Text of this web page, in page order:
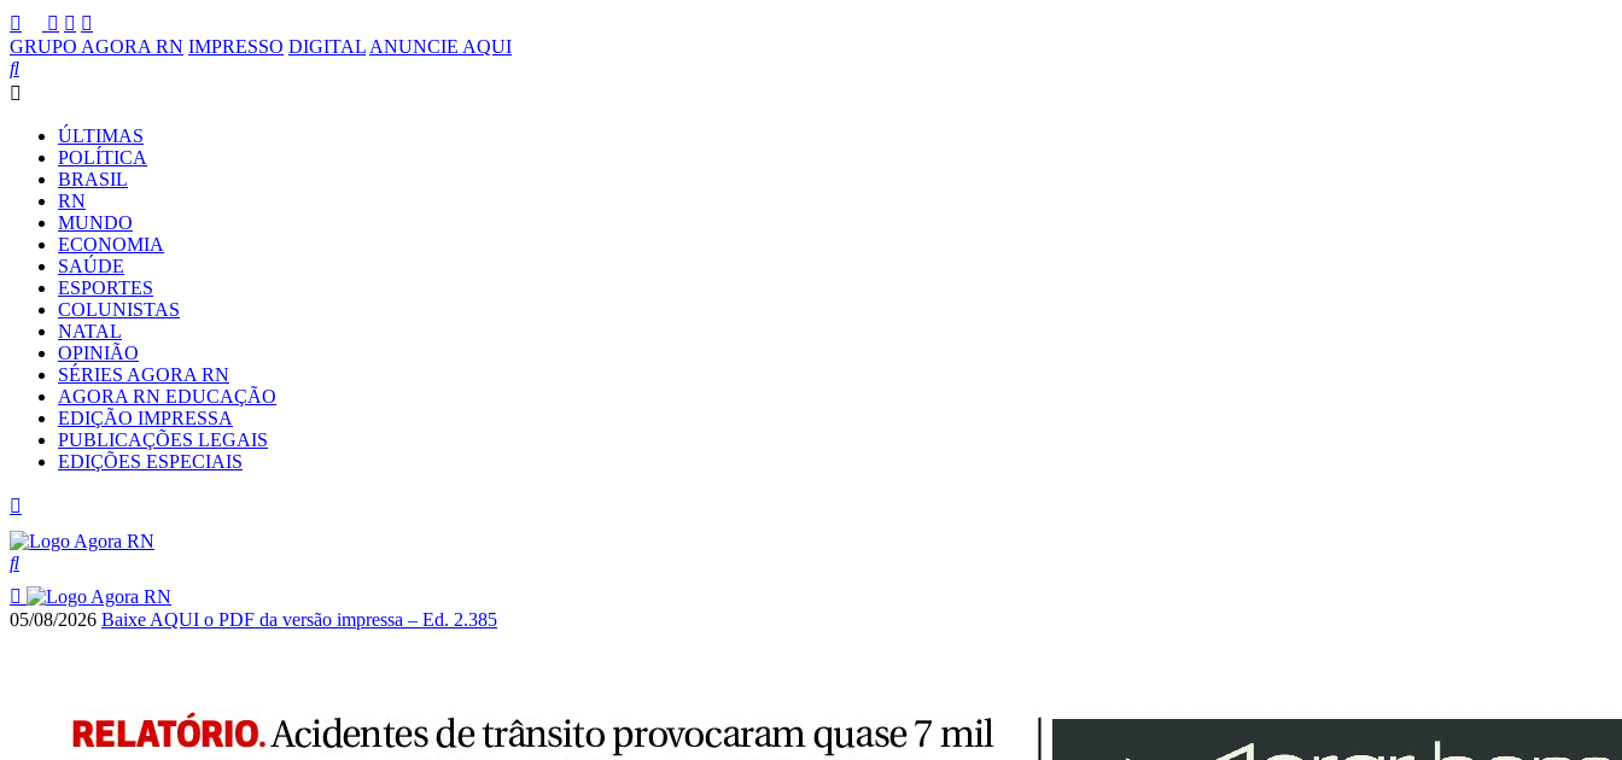
GRUPO AGORA RN IMPRESSO DIGITAL ANUNCIE AQUI
ÚLTIMAS
POLÍTICA
BRASIL
RN
MUNDO
ECONOMIA
SAÚDE
ESPORTES
COLUNISTAS
NATAL
OPINIÃO
SÉRIES AGORA RN
AGORA RN EDUCAÇÃO
EDIÇÃO IMPRESSA
PUBLICAÇÕES LEGAIS
EDIÇÕES ESPECIAIS
05/08/2026 Baixe AQUI o PDF da versão impressa – Ed. 2.385